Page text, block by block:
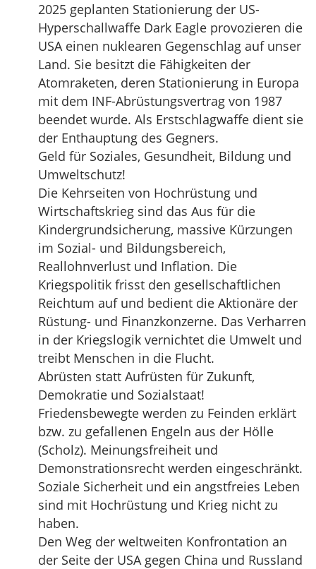
2025 geplanten Stationierung der US-
Hyperschallwaffe Dark Eagle provozieren die
USA einen nuklearen Gegenschlag auf unser
Land. Sie besitzt die Fähigkeiten der
Atomraketen, deren Stationierung in Europa
mit dem INF-Abrüstungsvertrag von 1987
beendet wurde. Als Erstschlagwaffe dient sie
der Enthauptung des Gegners.
Geld für Soziales, Gesundheit, Bildung und
Umweltschutz!
Die Kehrseiten von Hochrüstung und
Wirtschaftskrieg sind das Aus für die
Kindergrundsicherung, massive Kürzungen
im Sozial- und Bildungsbereich,
Reallohnverlust und Inflation. Die
Kriegspolitik frisst den gesellschaftlichen
Reichtum auf und bedient die Aktionäre der
Rüstung- und Finanzkonzerne. Das Verharren
in der Kriegslogik vernichtet die Umwelt und
treibt Menschen in die Flucht.
Abrüsten statt Aufrüsten für Zukunft,
Demokratie und Sozialstaat!
Friedensbewegte werden zu Feinden erklärt
bzw. zu gefallenen Engeln aus der Hölle
(Scholz). Meinungsfreiheit und
Demonstrationsrecht werden eingeschränkt.
Soziale Sicherheit und ein angstfreies Leben
sind mit Hochrüstung und Krieg nicht zu
haben.
Den Weg der weltweiten Konfrontation an
der Seite der USA gegen China und Russland